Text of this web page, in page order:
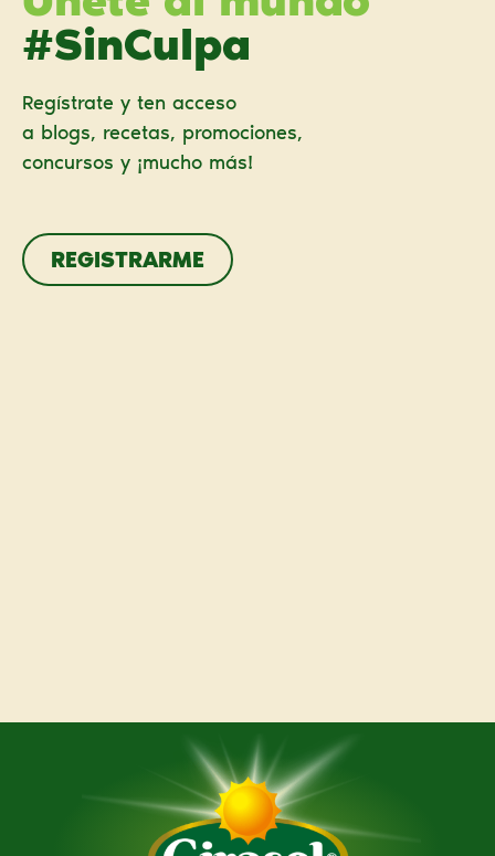
#SinCulpa
Regístrate y ten acceso
a blogs, recetas, promociones,
concursos y ¡mucho más!
REGISTRARME